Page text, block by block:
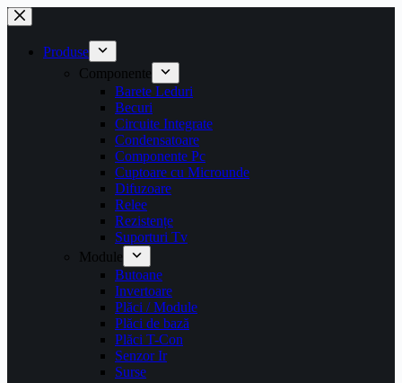
Sari
la
conținutProduse
Componente
Barete Leduri
Becuri
Circuite Integrate
Condensatoare
Componente Pc
Cuptoare cu Microunde
Difuzoare
Relee
Rezistențe
Suporturi Tv
Module
Butoane
Invertoare
Plăci / Module
Plăci de bază
Plăci T-Con
Senzor Ir
Surse